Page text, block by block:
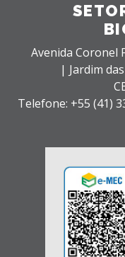
Avenida Coronel
| Jardim
Telefone: +55 (41)